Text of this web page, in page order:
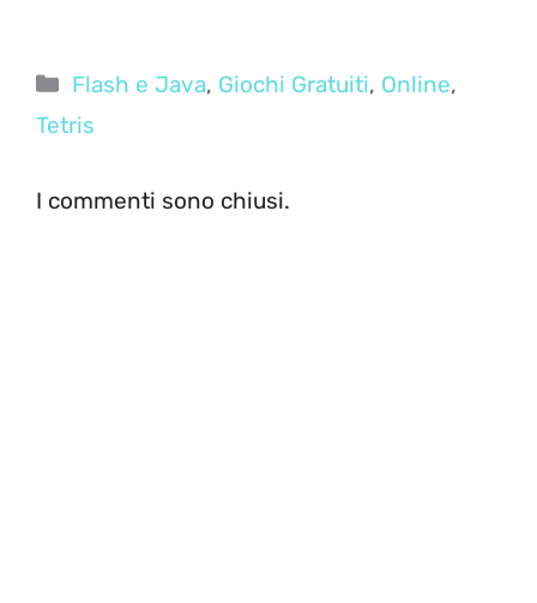
Categorie
Flash e Java, Giochi Gratuiti, Online,
Tetris
I commenti sono chiusi.